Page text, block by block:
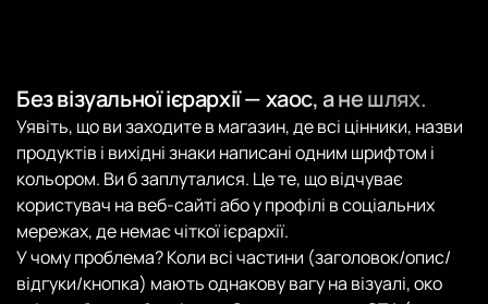
Без візуальної ієрархії — хаос, а не шлях.
Уявіть, що ви заходите в магазин, де всі цінники, назви
продуктів і вихідні знаки написані одним шрифтом і
кольором. Ви б заплуталися. Це те, що відчуває
користувач на веб-сайті або у профілі в соціальних
мережах, де немає чіткої ієрархії.
У чому проблема? Коли всі частини (заголовок/опис/
відгуки/кнопка) мають однакову вагу на візуалі, око